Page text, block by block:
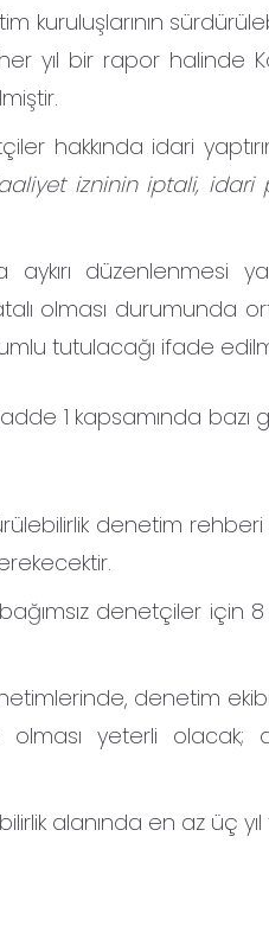
kuruluşlarının
yıl bir rapor halinde
hakkında idari
faaliyet izninin iptali, idari
aykırı düzenlenmesi
olması durumunda
tutulacağı ifade
1 kapsamında bazı
denetim rehberi
denetçiler için 8
denetim
yeterli olacak;
alanında en az üç yıl